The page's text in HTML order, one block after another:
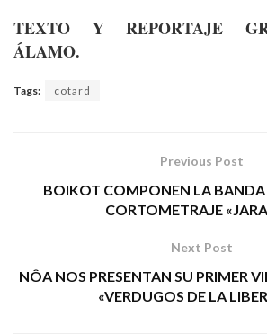
TEXTO Y REPORTAJE
ÁLAMO.
Tags: cotard
Previous Post
BOIKOT COMPONEN LA BANDA
CORTOMETRAJE
Next Post
NÔA NOS PRESENTAN SU PRIMER
«VERDUGOS DE LA